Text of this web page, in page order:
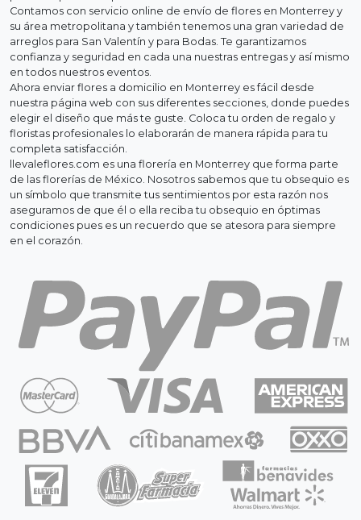
Contamos con servicio online de envío de flores en Monterrey y
su área metropolitana y también tenemos una gran variedad de
arreglos para San Valentín y para Bodas. Te garantizamos
confianza y seguridad en cada una nuestras entregas y así mismo
en todos nuestros eventos.
Ahora enviar flores a domicilio en Monterrey es fácil desde
nuestra página web con sus diferentes secciones, donde puedes
elegir el diseño que más te guste. Coloca tu orden de regalo y
floristas profesionales lo elaborarán de manera rápida para tu
completa satisfacción.
llevaleflores.com es una florería en Monterrey que forma parte
de las florerías de México. Nosotros sabemos que tu obsequio es
un símbolo que transmite tus sentimientos por esta razón nos
aseguramos de que él o ella reciba tu obsequio en óptimas
condiciones pues es un recuerdo que se atesora para siempre
en el corazón.